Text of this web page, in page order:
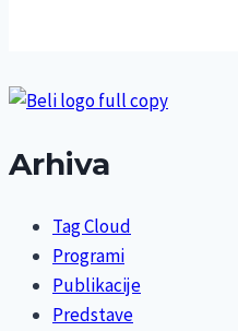
Arhiva
Tag Cloud
Programi
Publikacije
Predstave